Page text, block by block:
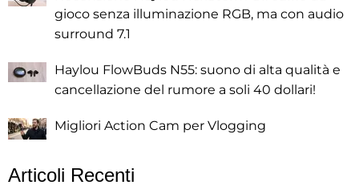
gioco senza illuminazione RGB, ma con audio
surround 7.1
Haylou FlowBuds N55: suono di alta qualità e
cancellazione del rumore a soli 40 dollari!
Migliori Action Cam per Vlogging
Articoli Recenti